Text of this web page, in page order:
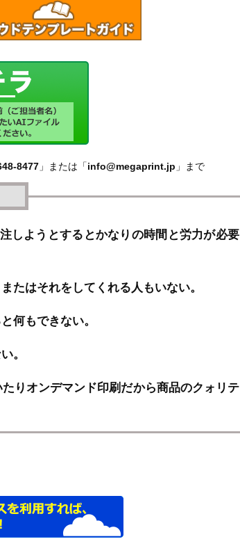
8477」または「info@megaprint.jp 」まで
しようとするとかなりの時間と労力が必要
たはそれをしてくれる人もいない。
何もできない。
。
りオンデマンド印刷だから商品のクォリテ